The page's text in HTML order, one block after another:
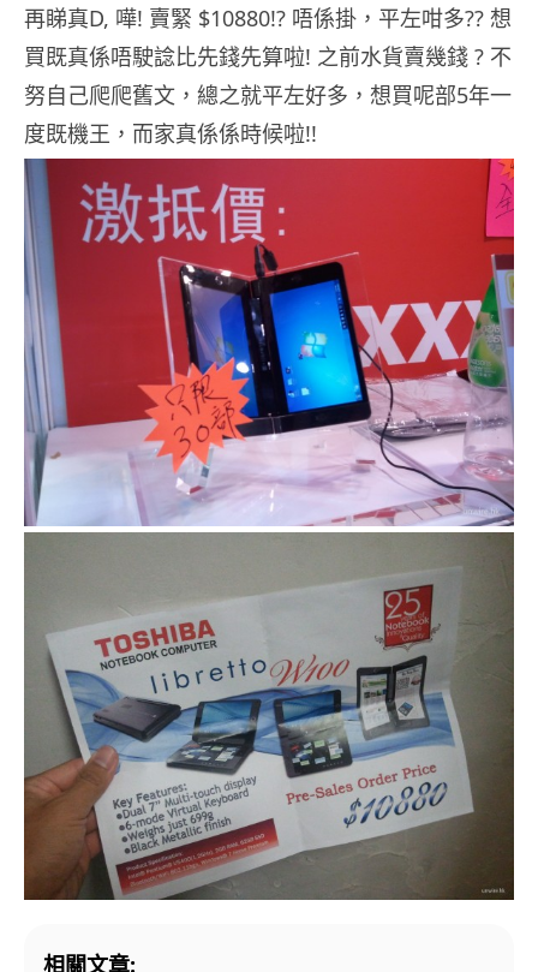
再睇真D, 嘩! 賣緊 $10880!? 唔係掛，平左咁多?? 想
買既真係唔駛諗比先錢先算啦! 之前水貨賣幾錢 ? 不
努自己爬爬舊文，總之就平左好多，想買呢部5年一
度既機王，而家真係係時候啦!!
相關文章: